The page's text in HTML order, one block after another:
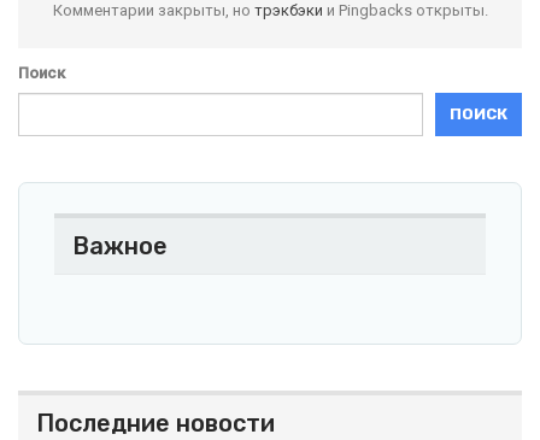
Комментарии закрыты, но трэкбэки и Pingbacks открыты.
Поиск
ПОИСК
Важное
Последние новости